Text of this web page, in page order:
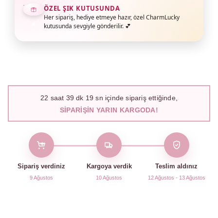
ÖZEL ŞIK KUTUSUNDA
Her sipariş, hediye etmeye hazır, özel CharmLucky
kutusunda sevgiyle gönderilir. 💕
22 saat 39 dk 18 sn içinde sipariş ettiğinde,
SIPARIŞIN YARIN KARGODA!
Sipariş verdiniz
9 Ağustos
Kargoya verdik
10 Ağustos
Teslim aldınız
12 Ağustos - 13 Ağustos